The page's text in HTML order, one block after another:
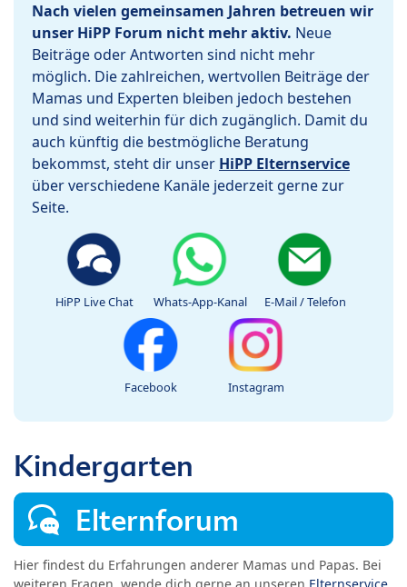
Nach vielen gemeinsamen Jahren betreuen wir
unser HiPP Forum nicht mehr aktiv. Neue
Beiträge oder Antworten sind nicht mehr
möglich. Die zahlreichen, wertvollen Beiträge der
Mamas und Experten bleiben jedoch bestehen
und sind weiterhin für dich zugänglich. Damit du
auch künftig die bestmögliche Beratung
bekommst, steht dir unser HiPP Elternservice
über verschiedene Kanäle jederzeit gerne zur
Seite.
HiPP Live Chat Whats-App-Kanal E-Mail / Telefon
Facebook Instagram
Kindergarten
Elternforum
Hier findest du Erfahrungen anderer Mamas und Papas. Bei